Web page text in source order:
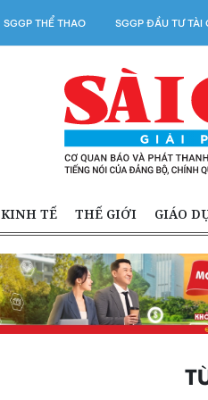
SGGP THỂ THAO SGGP ĐẦU TƯ TÀI
KINH TẾ THẾ GIỚI GIÁO